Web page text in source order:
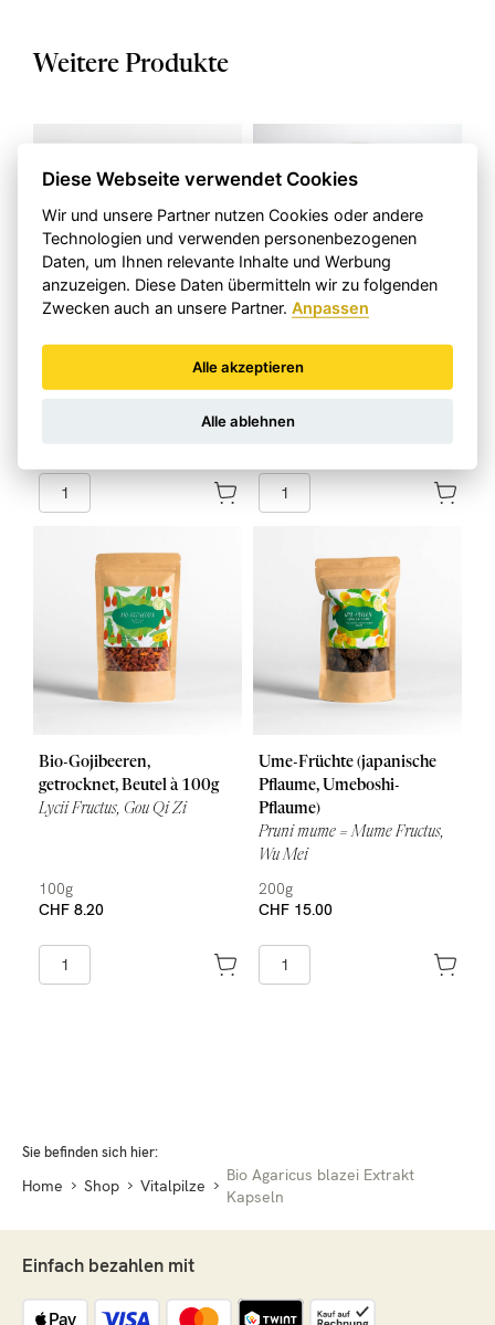
Weitere Produkte
Bio Topinambur Pulver
Beutel mit 250 g
Wheel of Time
Bio-Gojibeeren,
getrocknet, Beutel à 100g
Lycii Fructus, Gou Qi Zi
100g
CHF 8.20
Ume-Früchte (japanische
Pflaume, Umeboshi-
Pflaume)
Pruni mume = Mume Fructus,
Wu Mei
200g
CHF 15.00
Sie befinden sich hier:
Home Shop Vitalpilze
Bio Agaricus blazei Extrakt
Kapseln
Einfach bezahlen mit
Diese Webseite verwendet Cookies
Wir und unsere Partner nutzen Cookies oder andere
Technologien und verwenden personenbezogenen
Daten, um Ihnen relevante Inhalte und Werbung
anzuzeigen. Diese Daten übermitteln wir zu folgenden
Zwecken auch an unsere Partner.Anpassen
Alle akzeptieren
Alle ablehnen